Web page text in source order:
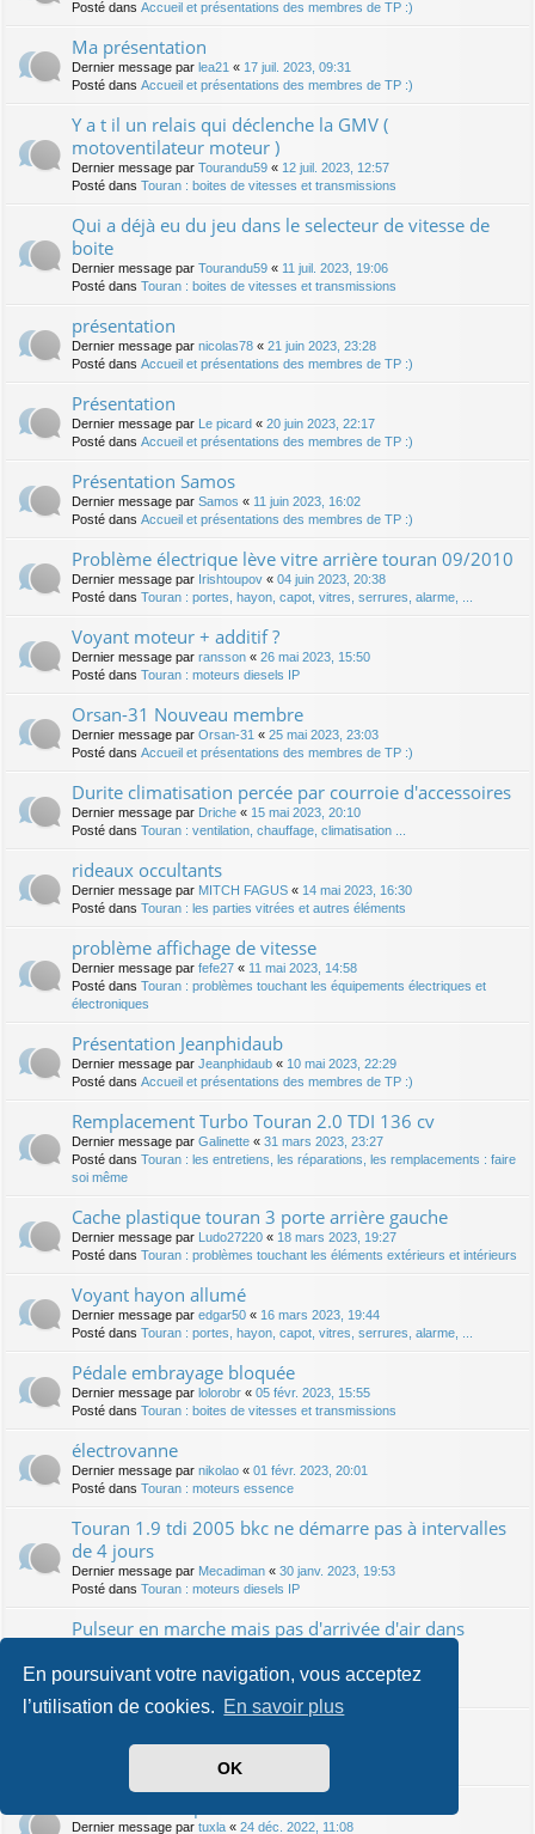
En poursuivant votre navigation, vous acceptez
l’utilisation de cookies. En savoir plus
OK
Posté dans Accueil et présentations des membres de TP :)
Ma présentation
Dernier message par lea21 « 17 juil. 2023, 09:31
Posté dans Accueil et présentations des membres de TP :)
Y a t il un relais qui déclenche la GMV (
motoventilateur moteur )
Dernier message par Tourandu59 « 12 juil. 2023, 12:57
Posté dans Touran : boites de vitesses et transmissions
Qui a déjà eu du jeu dans le selecteur de vitesse de
boite
Dernier message par Tourandu59 « 11 juil. 2023, 19:06
Posté dans Touran : boites de vitesses et transmissions
présentation
Dernier message par nicolas78 « 21 juin 2023, 23:28
Posté dans Accueil et présentations des membres de TP :)
Présentation
Dernier message par Le picard « 20 juin 2023, 22:17
Posté dans Accueil et présentations des membres de TP :)
Présentation Samos
Dernier message par Samos « 11 juin 2023, 16:02
Posté dans Accueil et présentations des membres de TP :)
Problème électrique lève vitre arrière touran 09/2010
Dernier message par Irishtoupov « 04 juin 2023, 20:38
Posté dans Touran : portes, hayon, capot, vitres, serrures, alarme, ...
Voyant moteur + additif ?
Dernier message par ransson « 26 mai 2023, 15:50
Posté dans Touran : moteurs diesels IP
Orsan-31 Nouveau membre
Dernier message par Orsan-31 « 25 mai 2023, 23:03
Posté dans Accueil et présentations des membres de TP :)
Durite climatisation percée par courroie d'accessoires
Dernier message par Driche « 15 mai 2023, 20:10
Posté dans Touran : ventilation, chauffage, climatisation ...
rideaux occultants
Dernier message par MITCH FAGUS « 14 mai 2023, 16:30
Posté dans Touran : les parties vitrées et autres éléments
problème affichage de vitesse
Dernier message par fefe27 « 11 mai 2023, 14:58
Posté dans Touran : problèmes touchant les équipements électriques et
électroniques
Présentation Jeanphidaub
Dernier message par Jeanphidaub « 10 mai 2023, 22:29
Posté dans Accueil et présentations des membres de TP :)
Remplacement Turbo Touran 2.0 TDI 136 cv
Dernier message par Galinette « 31 mars 2023, 23:27
Posté dans Touran : les entretiens, les réparations, les remplacements : faire
soi même
Cache plastique touran 3 porte arrière gauche
Dernier message par Ludo27220 « 18 mars 2023, 19:27
Posté dans Touran : problèmes touchant les éléments extérieurs et intérieurs
Voyant hayon allumé
Dernier message par edgar50 « 16 mars 2023, 19:44
Posté dans Touran : portes, hayon, capot, vitres, serrures, alarme, ...
Pédale embrayage bloquée
Dernier message par lolorobr « 05 févr. 2023, 15:55
Posté dans Touran : boites de vitesses et transmissions
électrovanne
Dernier message par nikolao « 01 févr. 2023, 20:01
Posté dans Touran : moteurs essence
Touran 1.9 tdi 2005 bkc ne démarre pas à intervalles
de 4 jours
Dernier message par Mecadiman « 30 janv. 2023, 19:53
Posté dans Touran : moteurs diesels IP
Pulseur en marche mais pas d'arrivée d'air dans
Dernier message par samy«25 janv. 2023, 09:54
Touran : ventilation, chauffage, climatisation ...
Dernier message paranthonio2«01 janv. 2023, 18:22
Touran : moteurs diesel CR
Dernier message par tuxla « 24 déc. 2022, 11:08